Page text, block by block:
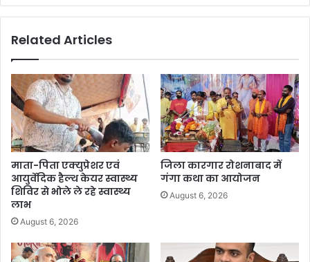
Related Articles
माता-पिता एक्युप्रेशर एवं
आयुर्वेदिक हैल्थ केयर स्वास्थ्य
शिविर से भोले ले रहे स्वास्थ्य
लाभ
August 6, 2026
जिला कारगार रोशनाबाद में
गंगा कथा का आयोजन
August 6, 2026